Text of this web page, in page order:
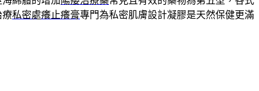
療私密處癢止癢膏專門為私密肌膚設計凝膠是天然保健更滿